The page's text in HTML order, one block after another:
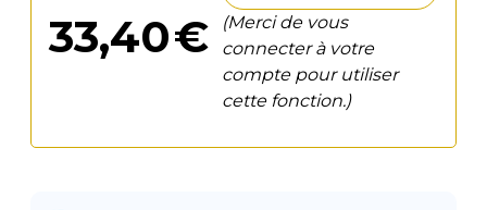
33,40€
(Merci de vous
connecter à votre
compte pour utiliser
cette fonction.)